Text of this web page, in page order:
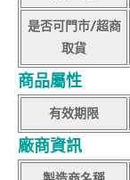
是否可門市/超商
取貨
商品屬性
有效期限
廠商資訊